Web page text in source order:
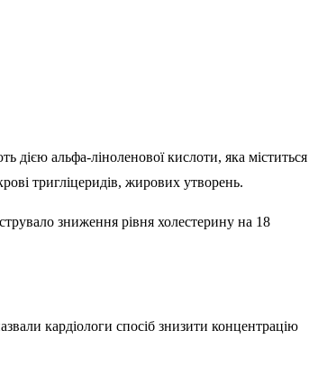
дією альфа-ліноленової кислоти, яка міститься
тригліцеридів, жирових утворень.
зниження рівня холестерину на 18
кардіологи спосіб знизити концентрацію